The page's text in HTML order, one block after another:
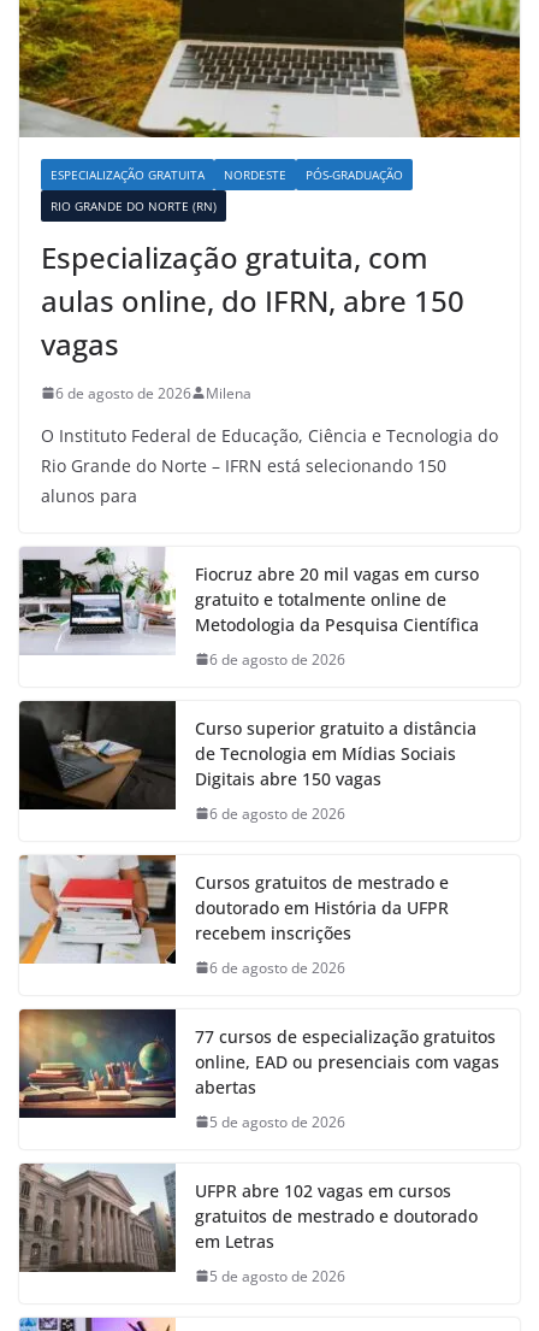
ESPECIALIZAÇÃO GRATUITA NORDESTE
PÓS-GRADUAÇÃO
RIO GRANDE DO NORTE (RN)
Especialização gratuita, com
aulas online, do IFRN, abre 150
vagas
6 de agosto de 2026 Milena
O Instituto Federal de Educação, Ciência e Tecnologia do
Rio Grande do Norte – IFRN está selecionando 150
alunos para
Fiocruz abre 20 mil vagas em curso
gratuito e totalmente online de
Metodologia da Pesquisa Científica
6 de agosto de 2026
Curso superior gratuito a distância
de Tecnologia em Mídias Sociais
Digitais abre 150 vagas
6 de agosto de 2026
Cursos gratuitos de mestrado e
doutorado em História da UFPR
recebem inscrições
6 de agosto de 2026
77 cursos de especialização gratuitos
online, EAD ou presenciais com vagas
abertas
5 de agosto de 2026
UFPR abre 102 vagas em cursos
gratuitos de mestrado e doutorado
em Letras
5 de agosto de 2026